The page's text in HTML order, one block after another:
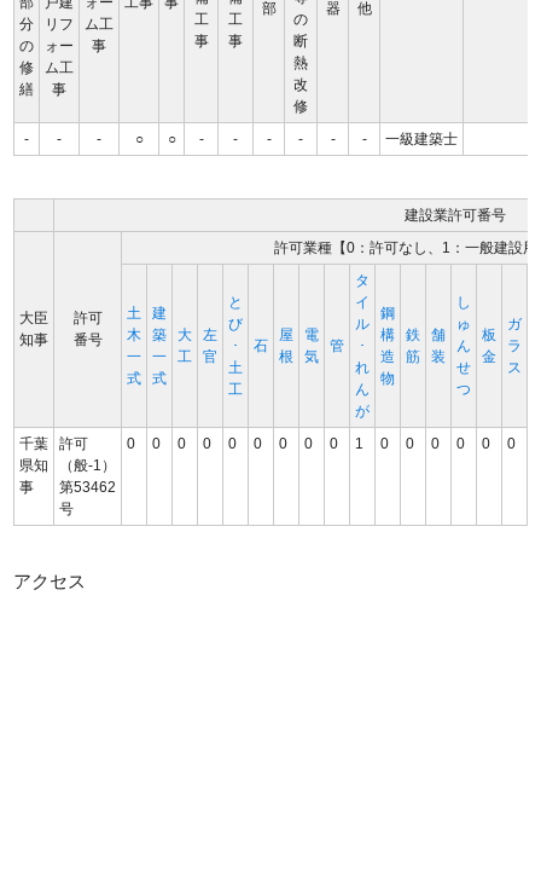
分
の
修
繕
リフ
ォー
ム工
事
ム工
事
工
事
工
事
部
の
断
熱
改
修
器
他
- - - ○ ○ - - - - - - 一級建築士
建設業許可番号
大臣
知事
許可
番号
許可業種【0：許可なし、1：一般建設
土
木
一
式
建
築
一
式
大
工
左
官
と
び
･
土
工
石
屋
根
電
気
管
タ
イ
ル
･
れ
ん
が
鋼
構
造
物
鉄
筋
舗
装
し
ゅ
ん
せ
つ
板
金
ガ
ラ
ス
千葉
県知
事
許可
（般-1）
第53462
号
0 0 0 0 0 0 0 0 0 1 0 0 0 0 0 0
アクセス